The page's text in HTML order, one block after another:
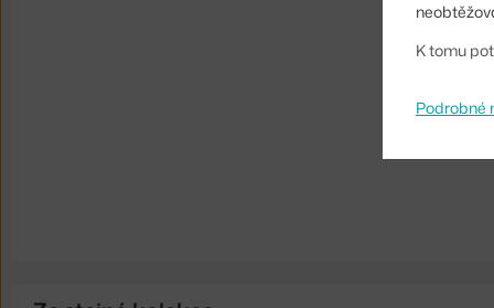
K tomu
Podrobné